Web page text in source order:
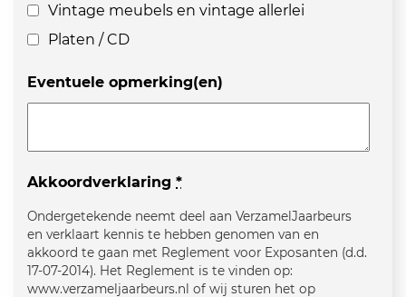
Vintage meubels en vintage allerlei
Platen / CD
Eventuele opmerking(en)
Akkoordverklaring *
Ondergetekende neemt deel aan VerzamelJaarbeurs
en verklaart kennis te hebben genomen van en
akkoord te gaan met Reglement voor Exposanten (d.d.
17-07-2014). Het Reglement is te vinden op:
www.verzameljaarbeurs.nl of wij sturen het op